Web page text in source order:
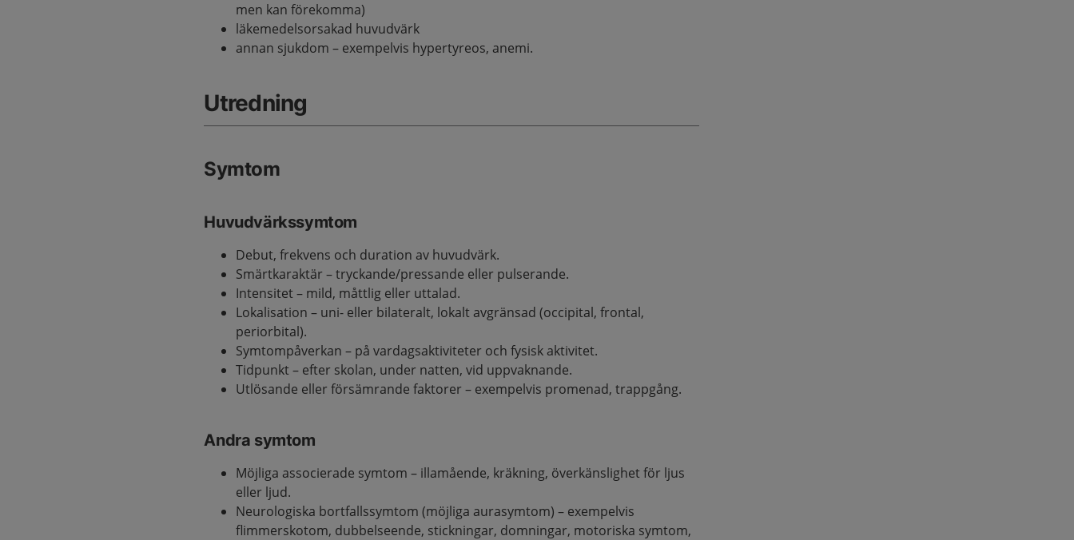
men kan förekomma)
läkemedelsorsakad huvudvärk
annan sjukdom – exempelvis hypertyreos, anemi.
Utredning
Symtom
Huvudvärkssymtom
Debut, frekvens och duration av huvudvärk.
Smärtkaraktär – tryckande/pressande eller pulserande.
Intensitet – mild, måttlig eller uttalad.
Lokalisation – uni- eller bilateralt, lokalt avgränsad (occipital, frontal,
periorbital).
Symtompåverkan – på vardagsaktiviteter och fysisk aktivitet.
Tidpunkt – efter skolan, under natten, vid uppvaknande.
Utlösande eller försämrande faktorer – exempelvis promenad, trappgång.
Andra symtom
Möjliga associerade symtom – illamående, kräkning, överkänslighet för ljus
eller ljud.
Neurologiska bortfallssymtom (möjliga aurasymtom) – exempelvis
flimmerskotom, dubbelseende, stickningar, domningar, motoriska symtom,